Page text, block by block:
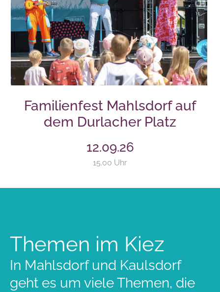
Familienfest Mahlsdorf auf
dem Durlacher Platz
12.09.26
15.00 Uhr
Themen im Kiez
In Mahlsdorf und Kaulsdorf
geht es um viele Themen, die